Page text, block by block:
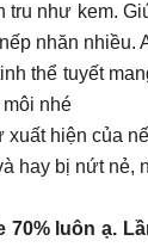
như kem.
nhăn nhiều.
thể tuyết
nhé
hiện của
hay bị nứt nẻ,
luôn ạ.